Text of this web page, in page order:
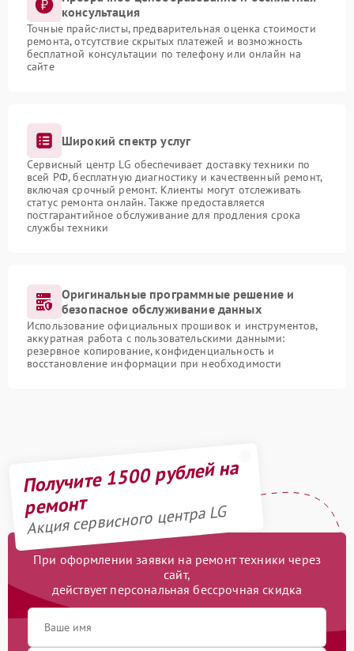
консультация
Точные прайс-листы, предварительная оценка стоимости
ремонта, отсутствие скрытых платежей и возможность
бесплатной консультации по телефону или онлайн на
сайте
Широкий спектр услуг
Сервисный центр LG обеспечивает доставку техники по
всей РФ, бесплатную диагностику и качественный ремонт,
включая срочный ремонт. Клиенты могут отслеживать
статус ремонта онлайн. Также предоставляется
постгарантийное обслуживание для продления срока
службы техники
Оригинальные программные решение и
безопасное обслуживание данных
Использование официальных прошивок и инструментов,
аккуратная работа с пользовательскими данными:
резервное копирование, конфиденциальность и
восстановление информации при необходимости
Получите 1500 рублей на
ремонт
Акция сервисного центра LG
При оформлении заявки на ремонт техники через
сайт,
действует персональная бессрочная скидка